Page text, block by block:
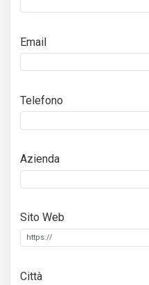
Email
Telefono
Azienda
Sito Web
Città